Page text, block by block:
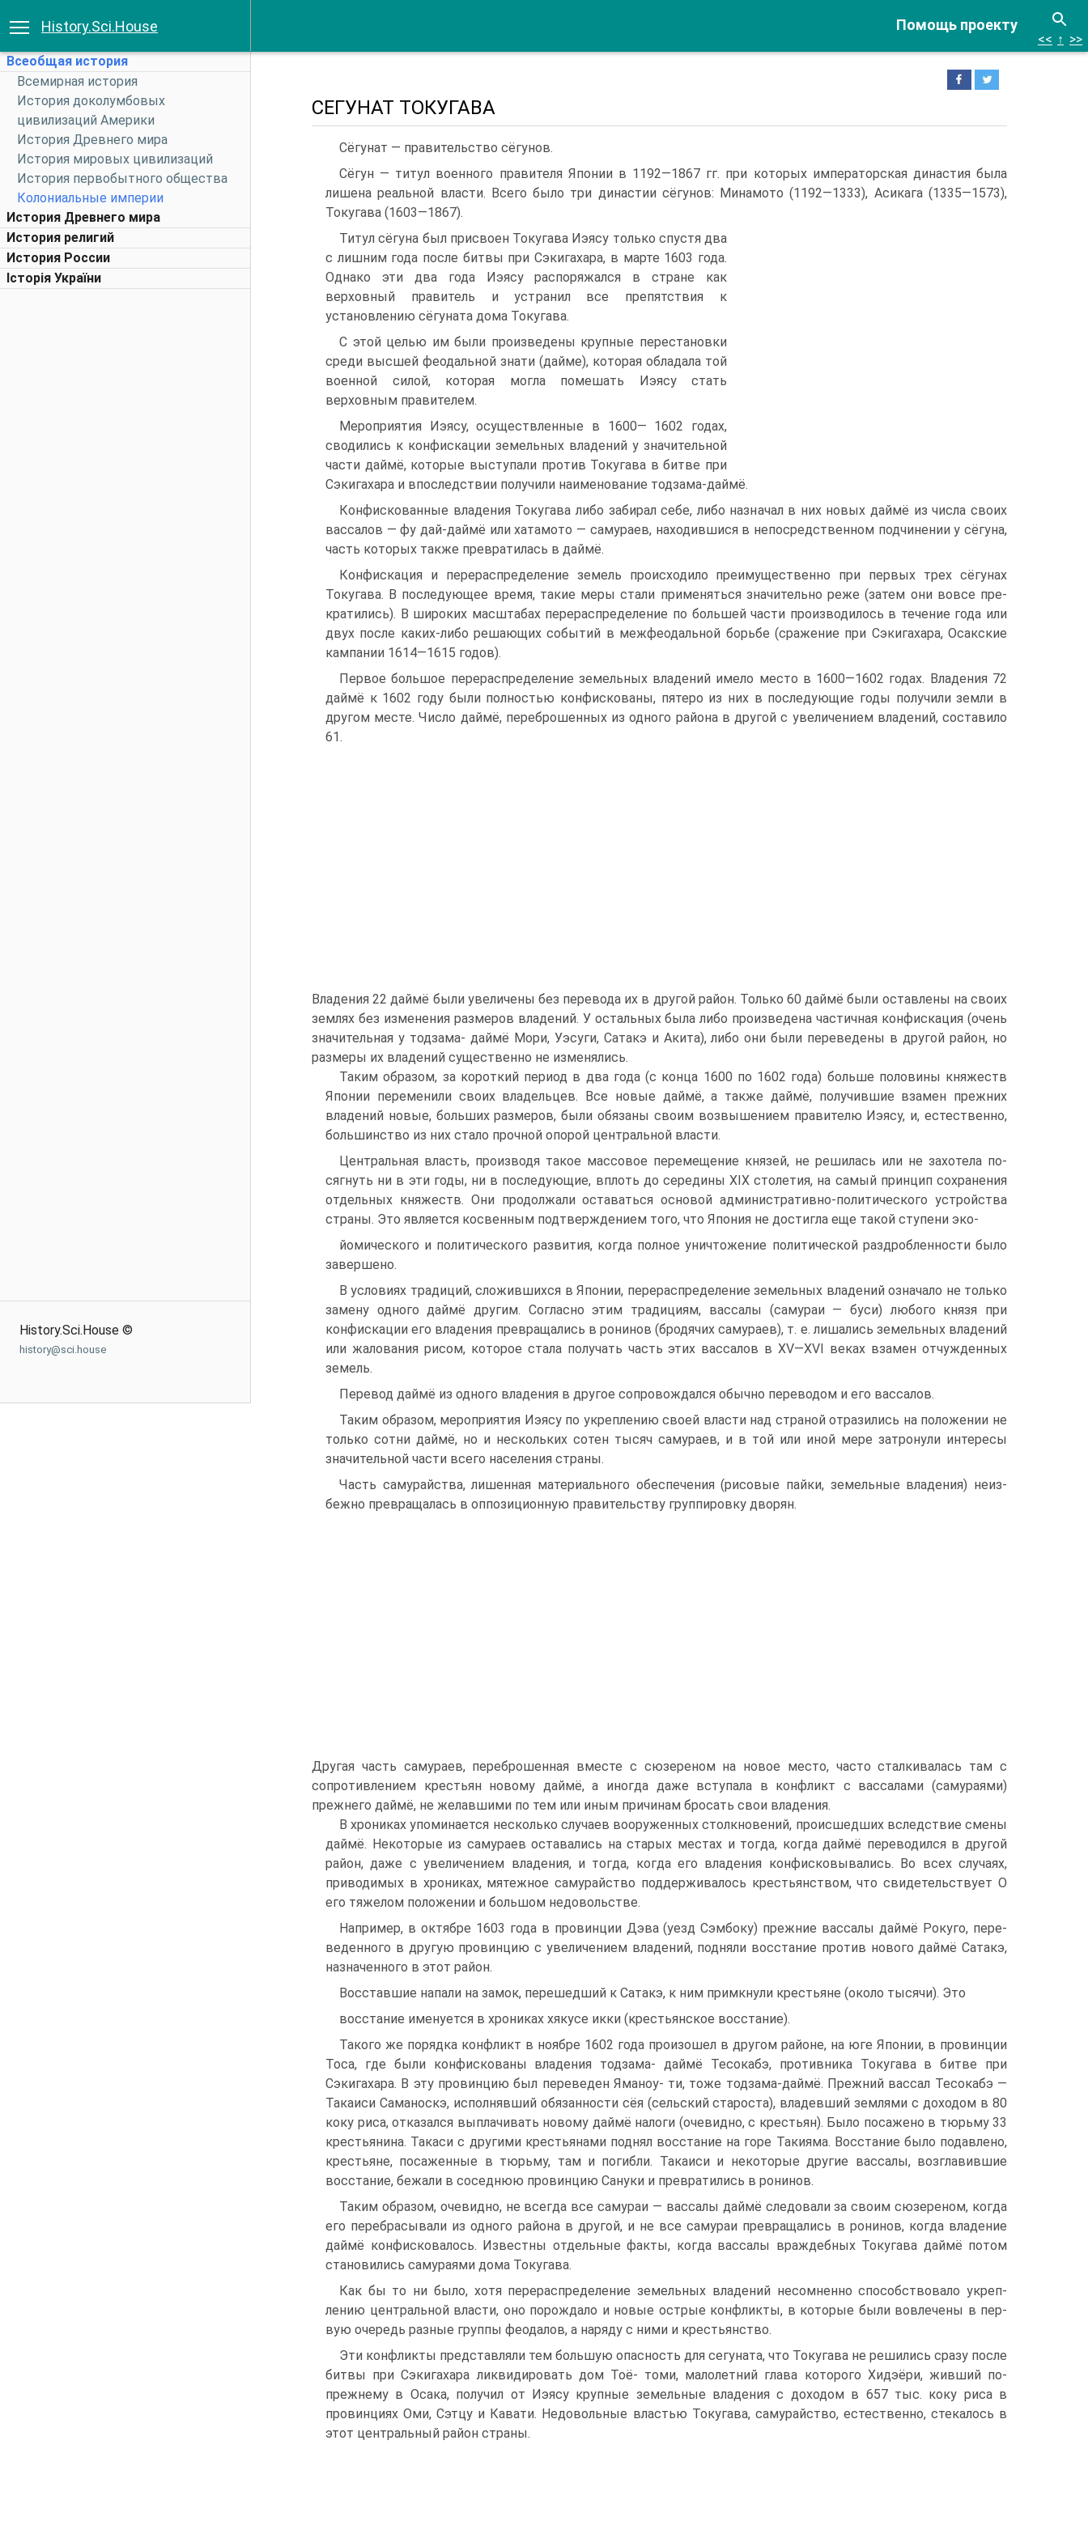
Помощь проекту
History.Sci.House
Всеобщая история
Всемирная история
История доколумбовых
цивилизаций Америки
История Древнего мира
История мировых цивилизаций
История первобытного общества
Колониальные империи
История Древнего мира
История религий
История России
Історія України
History.Sci.House ©
history@sci.house
<< ↑ >>
СЕГУНАТ ТОКУГАВА
Сёгунат — правительство сёгунов.
Сёгун — титул военного правителя Японии в 1192—1867 гг. при которых императорская династия была
лишена реальной власти. Всего было три дина­стии сёгунов: Минамото (1192—1333), Асикага (1335—1573),
Токугава (1603—1867).
Титул сёгуна был присвоен Токугава Иэясу толь­ко спустя два
с лишним года после битвы при Сэкига­хара, в марте 1603 года.
Однако эти два года Иэясу распоряжался в стране как
верховный правитель и устранил все препятствия к
установлению сёгуната дома Токугава.
С этой целью им были произведены крупные пере­становки
среди высшей феодальной знати (дайме), которая обладала той
военной силой, которая могла помешать Иэясу стать
верховным правителем.
Мероприятия Иэясу, осуществленные в 1600— 1602 годах,
сводились к конфискации земельных вла­дений у значительной
части даймё, которые выступа­ли против Токугава в битве при
Сэкигахара и впо­следствии получили наименование тодзама-даймё.
Конфискованные владения Токугава либо забирал себе, либо назначал в них новых даймё из числа своих
вассалов — фу дай-даймё или хатамото — самураев, находившися в непосредственном подчинении у сё­гуна,
часть которых также превратилась в даймё.
Конфискация и перераспределение земель проис­ходило преимущественно при первых трех сёгунах
Токугава. В последующее время, такие меры стали применяться значительно реже (затем они вовсе пре­
кратились). В широких масштабах перераспределе­ние по большей части производилось в течение года или
двух после каких-либо решающих событий в меж­феодальной борьбе (сражение при Сэкигахара, Осак­ские
кампании 1614—1615 годов).
Первое большое перераспределение земельных владений имело место в 1600—1602 годах. Владения 72
даймё к 1602 году были полностью конфискованы, пятеро из них в последующие годы получили земли в
другом месте. Число даймё, переброшенных из од­ного района в другой с увеличением владений, соста­вило
61.
Владения 22 даймё были увеличены без перевода их в другой район. Только 60 даймё были оставлены на своих
землях без изменения размеров владений. У остальных была либо произведена ча­стичная конфискация (очень
значительная у тодзама- даймё Мори, Уэсуги, Сатакэ и Акита), либо они были переведены в другой район, но
размеры их владений существенно не изменялись.
Таким образом, за короткий период в два года (с конца 1600 по 1602 года) больше половины кня­жеств
Японии переменили своих владельцев. Все но­вые даймё, а также даймё, получившие взамен преж­них
владений новые, больших размеров, были обяза­ны своим возвышением правителю Иэясу, и, есте­ственно,
большинство из них стало прочной опорой центральной власти.
Центральная власть, производя такое массовое пе­ремещение князей, не решилась или не захотела по­
сягнуть ни в эти годы, ни в последующие, вплоть до середины XIX столетия, на самый принцип сохране­ния
отдельных княжеств. Они продолжали оставать­ся основой административно-политического устройст­ва
страны. Это является косвенным подтверждением того, что Япония не достигла еще такой ступени эко-
йомического и политического развития, когда полное уничтожение политической раздробленности было
за­вершено.
В условиях традиций, сложившихся в Японии, перераспределение земельных владений означало не только
замену одного даймё другим. Согласно этим традициям, вассалы (самураи — буси) любого князя при
конфискации его владения превращались в рони­нов (бродячих самураев), т. е. лишались земельных владений
или жалования рисом, которое стала полу­чать часть этих вассалов в XV—XVI веках взамен отчужденных
земель.
Перевод даймё из одного владения в другое сопро­вождался обычно переводом и его вассалов.
Таким образом, мероприятия Иэясу по укрепле­нию своей власти над страной отразились на положе­нии не
только сотни даймё, но и нескольких сотен тысяч самураев, и в той или иной мере затронули интересы
значительной части всего населения страны.
Часть самурайства, лишенная материального обес­печения (рисовые пайки, земельные владения) неиз­
бежно превращалась в оппозиционную правительству группировку дворян.
Другая часть самураев, пере­брошенная вместе с сюзереном на новое место, часто сталкивалась там с
сопротивлением крестьян новому даймё, а иногда даже вступала в конфликт с вассала­ми (самураями)
прежнего даймё, не желавшими по тем или иным причинам бросать свои владения.
В хрониках упоминается несколько случаев воору­женных столкновений, происшедших вследствие сме­ны
даймё. Некоторые из самураев оставались на ста­рых местах и тогда, когда даймё переводился в дру­гой
район, даже с увеличением владения, и тогда, когда его владения конфисковывались. Во всех слу­чаях,
приводимых в хрониках, мятежное самурайство поддерживалось крестьянством, что свидетельствует О
его тяжелом положении и большом недовольстве.
Например, в октябре 1603 года в провинции Дэва (уезд Сэмбоку) прежние вассалы даймё Рокуго, пере­
веденного в другую провинцию с увеличением владе­ний, подняли восстание против нового даймё Сатакэ,
назначенного в этот район.
Восставшие напали на замок, перешедший к Сата­кэ, к ним примкнули крестьяне (около тысячи). Это
восстание именуется в хрониках хякусе икки (кресть­янское восстание).
Такого же порядка конфликт в ноябре 1602 года произошел в другом районе, на юге Японии, в провин­ции
Тоса, где были конфискованы владения тодзама- даймё Тесокабэ, противника Токугава в битве при
Сэкигахара. В эту провинцию был переведен Яманоу- ти, тоже тодзама-даймё. Прежний вассал Тесокабэ —
Такаиси Саманоскэ, исполнявший обязанности сёя (сельский староста), владевший землями с доходом в 80
коку риса, отказался выплачивать новому даймё налоги (очевидно, с крестьян). Было посажено в тюрь­му 33
крестьянина. Такаси с другими крестьянами поднял восстание на горе Такияма. Восстание было подавлено,
крестьяне, посаженные в тюрьму, там и погибли. Такаиси и некоторые другие вассалы, возгла­вившие
восстание, бежали в соседнюю провинцию Сануки и превратились в ронинов.
Таким образом, очевидно, не всегда все самураи — вассалы даймё следовали за своим сюзереном, когда
его перебрасывали из одного района в другой, и не все самураи превращались в ронинов, когда владение
даймё конфисковалось. Известны отдельные факты, когда вассалы враждебных Токугава даймё потом
становились самураями дома Токугава.
Как бы то ни было, хотя перераспределение зе­мельных владений несомненно способствовало укреп­
лению центральной власти, оно порождало и новые острые конфликты, в которые были вовлечены в пер­
вую очередь разные группы феодалов, а наряду с ни­ми и крестьянство.
Эти конфликты представляли тем большую опас­ность для сегуната, что Токугава не решились сразу после
битвы при Сэкигахара ликвидировать дом Тоё- томи, малолетний глава которого Хидэёри, живший по-
прежнему в Осака, получил от Иэясу крупные земельные владения с доходом в 657 тыс. коку риса в
провинциях Оми, Сэтцу и Кавати. Недовольные властью Токугава, самурайство, естественно, стека­лось в
этот центральный район страны.